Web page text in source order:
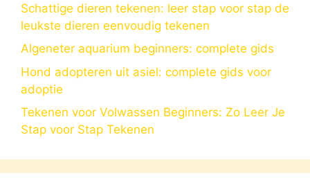
Schattige dieren tekenen: leer stap voor stap de
leukste dieren eenvoudig tekenen
Algeneter aquarium beginners: complete gids
Hond adopteren uit asiel: complete gids voor
adoptie
Tekenen voor Volwassen Beginners: Zo Leer Je
Stap voor Stap Tekenen